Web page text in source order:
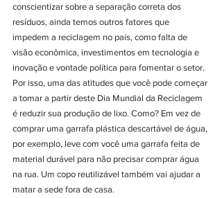
conscientizar sobre a separação correta dos
resíduos, ainda temos outros fatores que
impedem a reciclagem no país, como falta de
visão econômica, investimentos em tecnologia e
inovação e vontade política para fomentar o setor.
Por isso, uma das atitudes que você pode começar
a tomar a partir deste Dia Mundial da Reciclagem
é reduzir sua produção de lixo. Como? Em vez de
comprar uma garrafa plástica descartável de água,
por exemplo, leve com você uma garrafa feita de
material durável para não precisar comprar água
na rua. Um copo reutilizável também vai ajudar a
matar a sede fora de casa.